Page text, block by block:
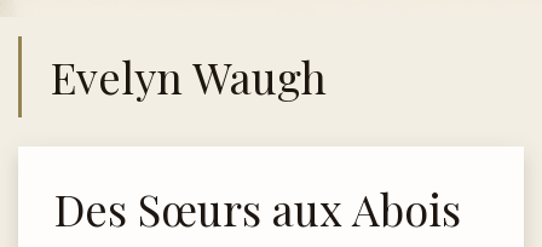
Evelyn Waugh
Des Sœurs aux Abois